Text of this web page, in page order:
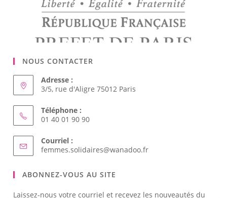
NOUS CONTACTER
Adresse :
3/5, rue d'Aligre 75012 Paris
Téléphone :